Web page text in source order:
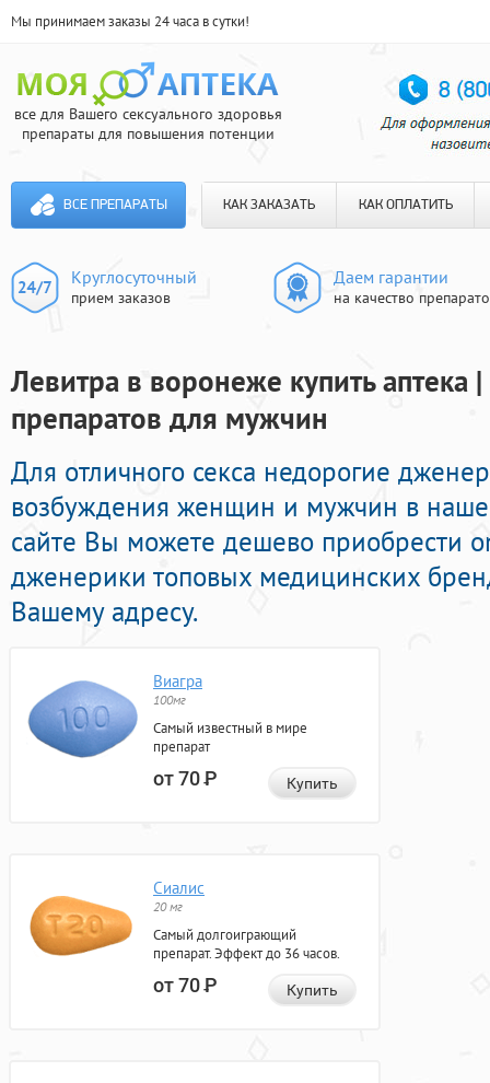
Мы принимаем заказы 24 часа в сутки!
все для Вашего сексуального здоровья
препараты для повышения потенции
ВСЕ ПРЕПАРАТЫ КАК ЗАКАЗАТЬ КАК ОПЛАТИТЬ
Круглосуточный
прием заказов
Даем гарантии
на качество
Левитра в воронеже купить аптека
препаратов для мужчин
Для отличного секса недорогие
возбуждения женщин и мужчин в
сайте Вы можете дешево приобрести
дженерики топовых медицинских
Вашему адресу.
Виагра
100мг
Самый известный в мире
препарат
от 70Р Купить
Сиалис
20 мг
Самый долгоиграющий
препарат. Эффект до 36 часов.
от 70Р Купить